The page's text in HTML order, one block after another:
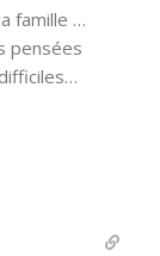
famille …
pensées